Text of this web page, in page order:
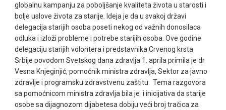
globalnu kampanju za poboljšanje kvaliteta života u starosti i
bolje uslove života za starije. Ideja je da u svakoj državi
delegacija starijih osoba poseti nekog od važnih donosilaca
odluka i izloži probleme i potrebe starijih osoba. Ove godine
delegaciju starijih volontera i predstavnika Crvenog krsta
Srbije povodom Svetskog dana zdravlja 1. aprila primila je dr
Vesna Knjeginjić, pomoćnik ministra zdravlja, Sektor za javno
zdravlje i programsku zdravstvenu zaštitu. Tema razgovora
sa pomoćnicom ministra zdravlja bila je i inicijativa da starije
osobe sa dijagnozom dijabetesa dobiju veći broj tračica za